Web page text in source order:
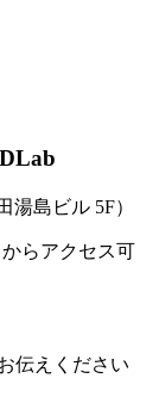
湯島ビル 5F）
らアクセス可
伝えください